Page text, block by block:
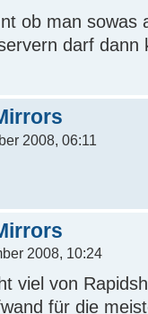
ob man sowas
darf
2008, 06:11
2008, 10:24
viel von
für die